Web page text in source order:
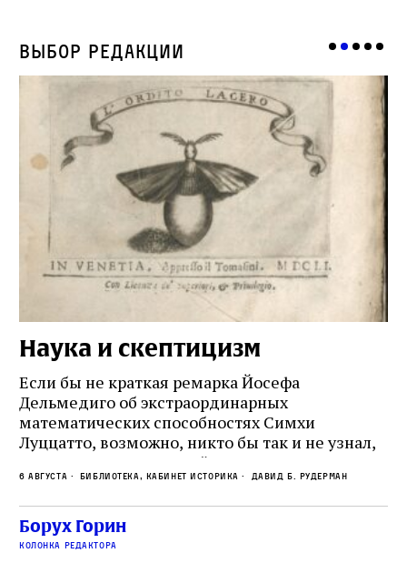
Выбор редакции
Наука и скептицизм
Если бы не краткая ремарка Йосефа
Дельмедиго об экстраординарных
математических способностях Симхи
Луццатто, возможно, никто бы так и не узнал,
что этот эрудированный и несколько
сварливый венецианский талмудист имел
какое‑то отношение к научной деятельности.
На протяжении почти шестидесяти лет,
вплоть до своей кончины, Луццатто был
6 августа Библиотека, кабинет историка Давид Б. Рудерман
Борух Горин
колонка редактора